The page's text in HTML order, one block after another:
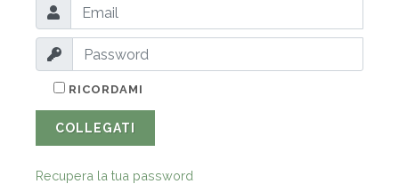
RICORDAMI
COLLEGATI
Recupera la tua password